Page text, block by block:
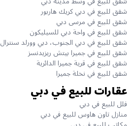
شقق للبيع في دبي كريك هاربور
شقق للبيع في مرسى دبي
شقق للبيع في واحة دبي للسيليكون
شقق للبيع في دبي الجنوب، دبي وورلد سنترال
شقق للبيع في جميرا بيتش ريزيدنسز
شقق للبيع في قرية جميرا الدائرية
شقق للبيع في نخلة جميرا
عقارات للبيع في دبي
فلل للبيع في دبي
منازل تاون هاوس للبيع في دبي